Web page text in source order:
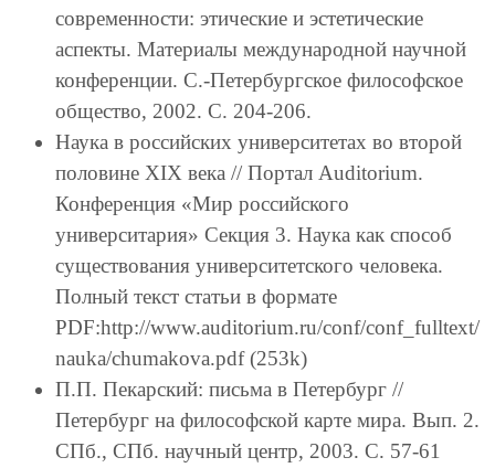
современности: этические и эстетические
аспекты. Материалы международной научной
конференции. С.-Петербургское философское
общество, 2002. С. 204-206.
Наука в российских университетах во второй
половине XIX века // Портал Auditorium.
Конференция «Мир российского
университария» Секция 3. Наука как способ
существования университетского человека.
Полный текст статьи в формате
PDF:http://www.auditorium.ru/conf/conf_fulltext/
nauka/chumakova.pdf (253k)
П.П. Пекарский: письма в Петербург //
Петербург на философской карте мира. Вып. 2.
СПб., СПб. научный центр, 2003. С. 57-61